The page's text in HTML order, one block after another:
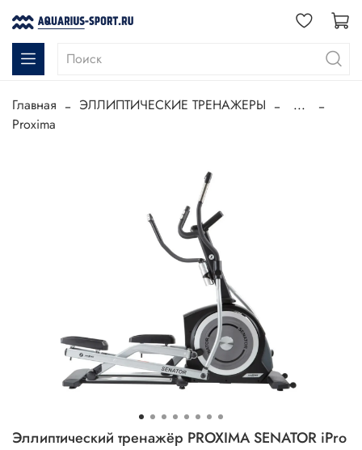
Главная ЭЛЛИПТИЧЕСКИЕ ТРЕНАЖЕРЫ
...
Proxima
Эллиптический тренажёр PROXIMA SENATOR iPro